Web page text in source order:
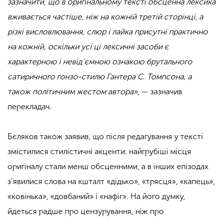
вживається частіше, ніж на кожній третій сторінці, а
різкі висловлювання, слюр і лайка присутні практично
на кожній, оскільки усі ці лексичні засоби є
характерною і невід’ємною ознакою брутального
сатиричного ґонзо-стилю Гантера С. Томпсона, а
також політичним жестом автора», — зазначив
перекладач.
Бєляков також заявив, що після редагування у тексті
змістилися стилістичні акценти: найгрубіші місця
оригіналу стали менш обсценними, а в інших епізодах
з’явилися слова на кшталт «дідько», «трясця», «капець»,
«ковінька», «довбаний» і «нафіг». На його думку,
йдеться радше про цензурування, ніж про